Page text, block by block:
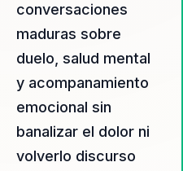
conversaciones
maduras sobre
duelo, salud mental
y acompanamiento
emocional sin
banalizar el dolor ni
volverlo discurso